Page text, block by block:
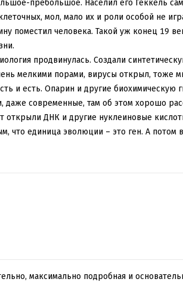
пребольшое. Населил его Геккель
мол, мало их и роли особой не
поместил человека. Такой уж конец 19
продвинулась. Создали
мелкими порами, вирусы открыл, тоже
и есть. Опарин и другие
даже современные, там об этом хорошо
ДНК и другие нуклеиновые
что единица эволюции – это ген. А потом
лесом становится. А вирусов еще на
с дрейфа генов. И с
картина жизни все любопытственнее
пусть меня научат!
гарантирую, придется вам очень
максимально подробная и